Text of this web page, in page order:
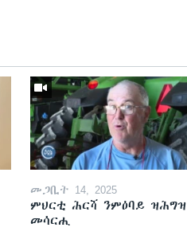
መጋቢት 14, 2025
ምህርቲ ሕርሻ ንምዕባይ ዝሕግዝ
መሳርሒ